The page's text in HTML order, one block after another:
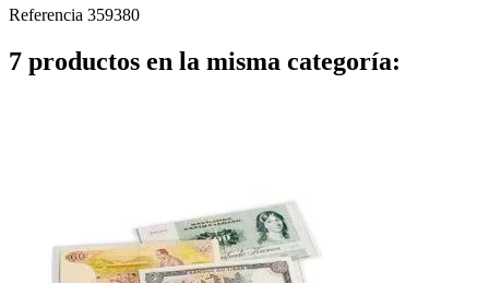
Referencia 359380
7 productos en la misma categoría: